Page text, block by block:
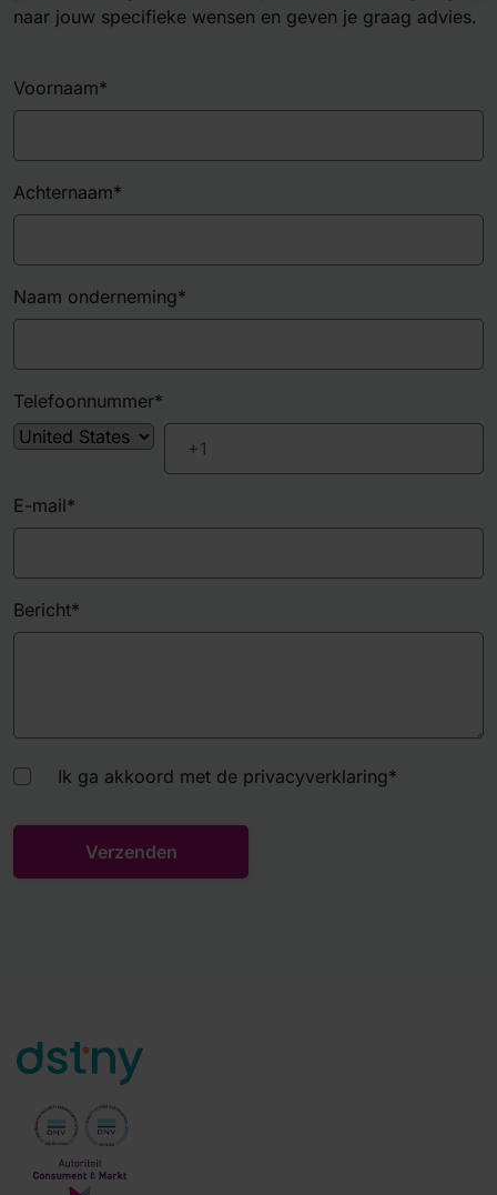
naar jouw specifieke wensen en geven je graag advies.
Voornaam*
Achternaam*
Naam onderneming*
Telefoonnummer*
E-mail*
Bericht*
Ik ga akkoord met de privacyverklaring*